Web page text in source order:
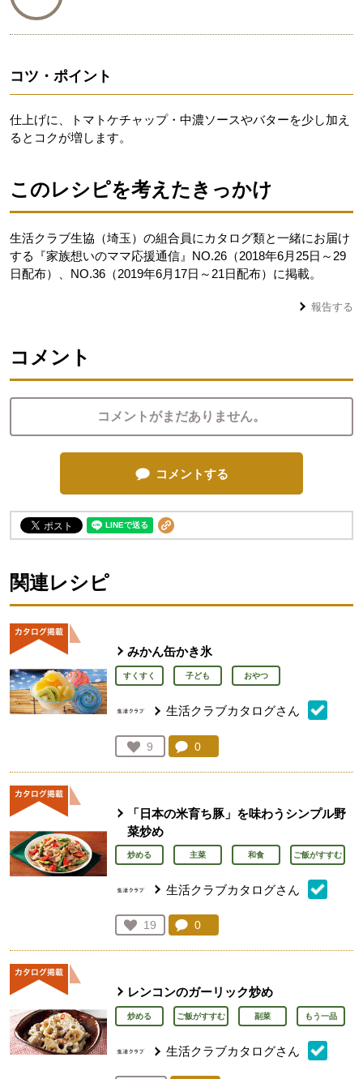
コツ・ポイント
仕上げに、トマトケチャップ・中濃ソースやバターを少し加え
るとコクが増します。
このレシピを考えたきっかけ
生活クラブ生協（埼玉）の組合員にカタログ類と一緒にお届け
する『家族想いのママ応援通信』NO.26（2018年6月25日～29
日配布）、NO.36（2019年6月17日～21日配布）に掲載。
報告する
コメント
コメントがまだありません。
コメントする
関連レシピ
みかん缶かき氷
すくすく 子ども おやつ
生活クラブカタログさん
お気に入り登録：
9
人が登録
コメント：
0
「日本の米育ち豚」を味わうシンプル野
菜炒め
炒める 主菜 和食 ご飯がすすむ
生活クラブカタログさん
お気に入り登録：
19
人が登録
コメント：
0
レンコンのガーリック炒め
炒める ご飯がすすむ 副菜 もう一品
生活クラブカタログさん